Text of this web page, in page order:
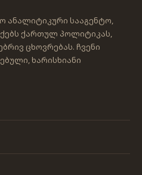
ანალიტიკური სააგენტო,
ქართულ პოლიტიკას,
ცხოვრებას. ჩვენი
ხარისხიანი